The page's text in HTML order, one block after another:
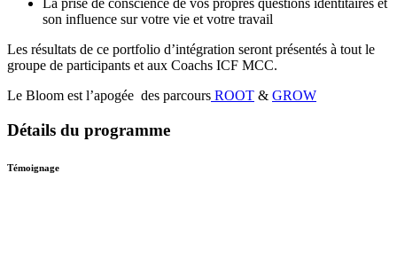
La prise de conscience de vos propres questions identitaires et
son influence sur votre vie et votre travail
Les résultats de ce portfolio d’intégration seront présentés à tout le
groupe de participants et aux Coachs ICF MCC.
Le Bloom est l’apogée des parcours ROOT & GROW
Détails du programme
Témoignage